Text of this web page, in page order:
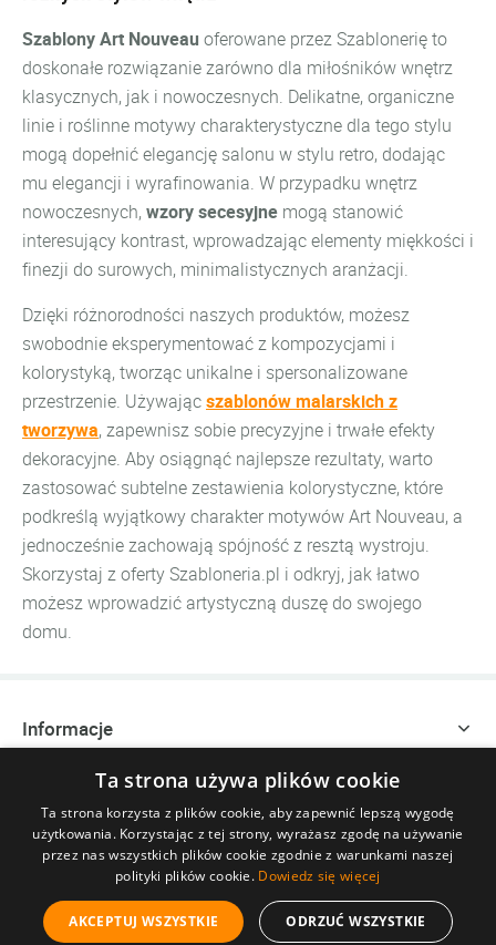
Szablony Art Nouveau oferowane przez Szablonerię to
doskonałe rozwiązanie zarówno dla miłośników wnętrz
klasycznych, jak i nowoczesnych. Delikatne, organiczne
linie i roślinne motywy charakterystyczne dla tego stylu
mogą dopełnić elegancję salonu w stylu retro, dodając
mu elegancji i wyrafinowania. W przypadku wnętrz
nowoczesnych, wzory secesyjne mogą stanowić
interesujący kontrast, wprowadzając elementy miękkości i
finezji do surowych, minimalistycznych aranżacji.
Dzięki różnorodności naszych produktów, możesz
swobodnie eksperymentować z kompozycjami i
kolorystyką, tworząc unikalne i spersonalizowane
przestrzenie. Używającszablonów malarskich z
tworzywa, zapewnisz sobie precyzyjne i trwałe efekty
dekoracyjne. Aby osiągnąć najlepsze rezultaty, warto
zastosować subtelne zestawienia kolorystyczne, które
podkreślą wyjątkowy charakter motywów Art Nouveau, a
jednocześnie zachowają spójność z resztą wystroju.
Skorzystaj z oferty Szabloneria.pl i odkryj, jak łatwo
możesz wprowadzić artystyczną duszę do swojego
domu.
Informacje
Szybki kontakt
SZABLONERIA .pl Wszelkie Prawa Zastrzeżone. All Rights
Ta strona używa plików cookie
Ta strona korzysta z plików cookie, aby zapewnić lepszą wygodę
użytkowania. Korzystając z tej strony, wyrażasz zgodę na używanie
przez nas wszystkich plików cookie zgodnie z warunkami naszej
polityki plików cookie. Dowiedz się więcej
AKCEPTUJ WSZYSTKIE ODRZUĆ WSZYSTKIE